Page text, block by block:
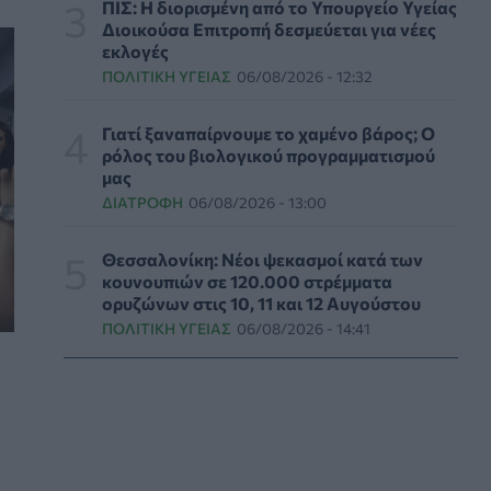
Βασιλακόπουλος για ιό Δυτικού Νείλου: Στο
«κόκκινο» η Αττική – Τι πρέπει να προσέχουν
οι παραθεριστές
Γλοιοβλάστωμα: Νέο «παράθυρο» για πιο
αποτελεσματική χημειοθεραπεία μετά το
χειρουργείο
ΛΔ Κονγκό: Πάνω από 4.000 τα
επιβεβαιωμένα κρούσματα Έμπολα
ΥΓΕΊΑ 07/08/2026 - 10:30
ΠΙΣ: Η διορισμένη από το Υπουργείο Υγείας
Διοικούσα Επιτροπή δεσμεύεται για νέες
εκλογές
ΠΟΛΙΤΙΚΉ ΥΓΕΊΑΣ 06/08/2026 - 12:32
Γιατί ξαναπαίρνουμε το χαμένο βάρος; Ο
ρόλος του βιολογικού προγραμματισμού
μας
ΔΙΑΤΡΟΦΉ 06/08/2026 - 13:00
Θεσσαλονίκη: Νέοι ψεκασμοί κατά των
κουνουπιών σε 120.000 στρέμματα
ορυζώνων στις 10, 11 και 12 Αυγούστου
ΠΟΛΙΤΙΚΉ ΥΓΕΊΑΣ 06/08/2026 - 14:41